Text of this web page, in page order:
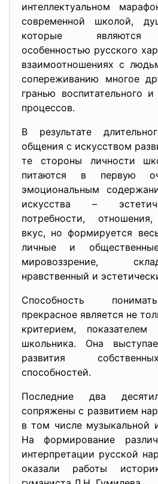
интеллектуальном
современной школой,
которые являются
особенностью русского
взаимоотношениях с
сопереживанию многое
гранью воспитательного и
процессов.
В результате
общения с искусством
те стороны личности
питаются в первую
эмоциональным
искусства –
потребности,
вкус, но формируется
личные и
мировоззрение,
нравственный и
Способность
прекрасное является не
критерием, показателем
школьника. Она
развития
способностей.
Последние два
сопряжены с развитием
в том числе музыкальной
На формирование
интерпретации русской
оказали работы